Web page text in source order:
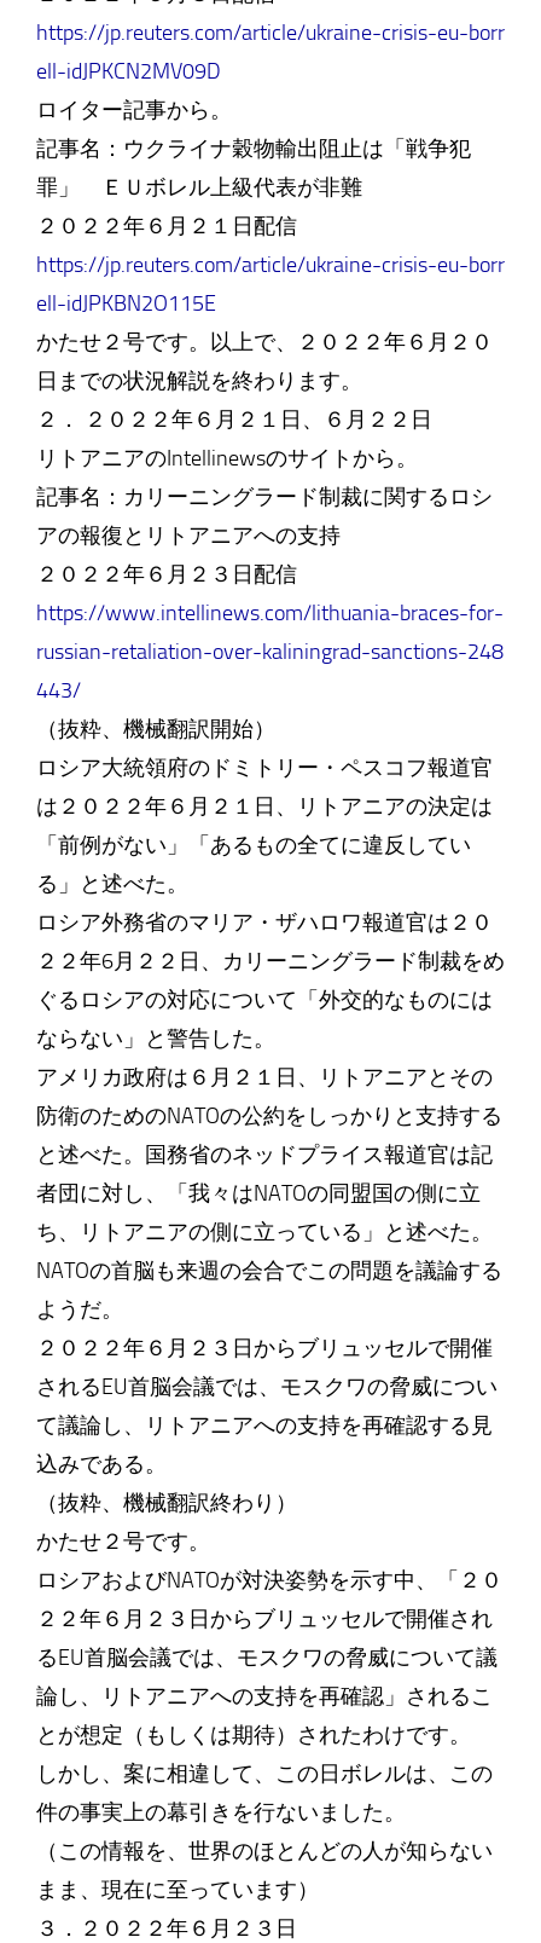
https://jp.reuters.com/article/ukraine-crisis-eu-borr
ell-idJPKCN2MV09D
ロイター記事から。
記事名：ウクライナ穀物輸出阻止は「戦争犯
罪」 ＥＵボレル上級代表が非難
２０２２年６月２１日配信
https://jp.reuters.com/article/ukraine-crisis-eu-borr
ell-idJPKBN2O115E
かたせ２号です。以上で、２０２２年６月２０
日までの状況解説を終わります。
２． ２０２２年６月２１日、６月２２日
リトアニアのIntellinewsのサイトから。
記事名：カリーニングラード制裁に関するロシ
アの報復とリトアニアへの支持
２０２２年６月２３日配信
https://www.intellinews.com/lithuania-braces-for-
russian-retaliation-over-kaliningrad-sanctions-248
443/
（抜粋、機械翻訳開始）
ロシア大統領府のドミトリー・ペスコフ報道官
は２０２２年６月２１日、リトアニアの決定は
「前例がない」「あるもの全てに違反してい
る」と述べた。
ロシア外務省のマリア・ザハロワ報道官は２０
２２年6月２２日、カリーニングラード制裁をめ
ぐるロシアの対応について「外交的なものには
ならない」と警告した。
アメリカ政府は６月２１日、リトアニアとその
防衛のためのNATOの公約をしっかりと支持する
と述べた。国務省のネッドプライス報道官は記
者団に対し、「我々はNATOの同盟国の側に立
ち、リトアニアの側に立っている」と述べた。
NATOの首脳も来週の会合でこの問題を議論する
ようだ。
２０２２年６月２３日からブリュッセルで開催
されるEU首脳会議では、モスクワの脅威につい
て議論し、リトアニアへの支持を再確認する見
込みである。
（抜粋、機械翻訳終わり）
かたせ２号です。
ロシアおよびNATOが対決姿勢を示す中、「２０
２２年６月２３日からブリュッセルで開催され
るEU首脳会議では、モスクワの脅威について議
論し、リトアニアへの支持を再確認」されるこ
とが想定（もしくは期待）されたわけです。
しかし、案に相違して、この日ボレルは、この
件の事実上の幕引きを行ないました。
（この情報を、世界のほとんどの人が知らない
まま、現在に至っています）
３．２０２２年６月２３日